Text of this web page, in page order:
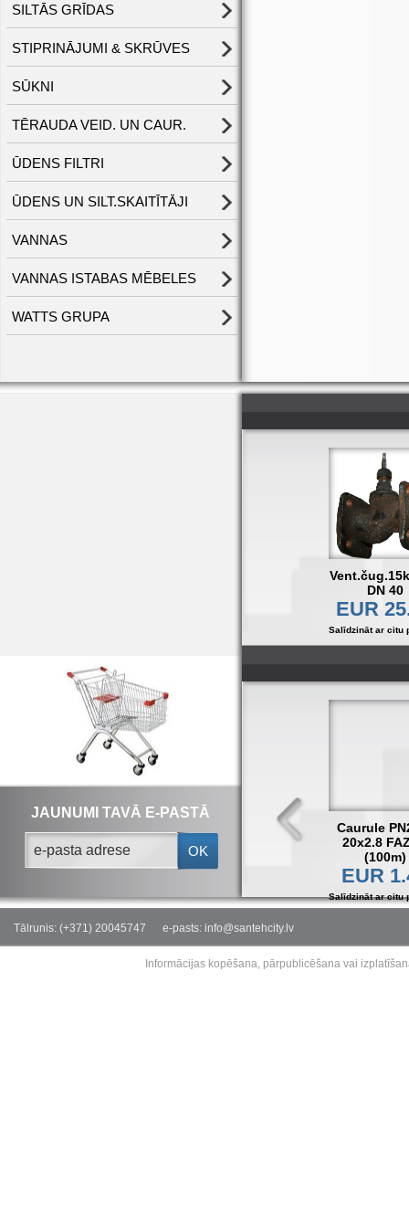
SILTĀS GRĪDAS
STIPRINĀJUMI & SKRŪVES
SŪKNI
TĒRAUDA VEID. UN CAUR.
ŪDENS FILTRI
ŪDENS UN SILT.SKAITĪTĀJI
VANNAS
VANNAS ISTABAS MĒBELES
WATTS GRUPA
JAUNUMI TAVĀ E-PASTĀ
OK
DN 40
EUR
Salīdzināt ar citu
Caurule
20x2.8
(100m)
EUR
Salīdzināt ar citu
Tālrunis: (+371) 20045747 e-pasts: info@santehcity.lv
Informācijas kopēšana, pārpublicēšana vai